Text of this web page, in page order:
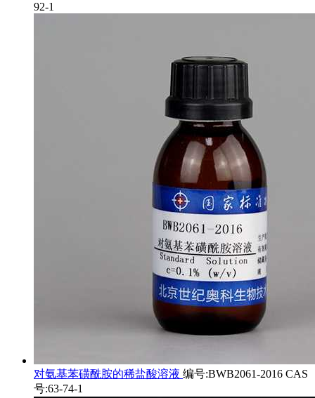
92-1
对氨基苯磺酰胺的稀盐酸溶液 编号:BWB2061-2016 CAS
号:63-74-1